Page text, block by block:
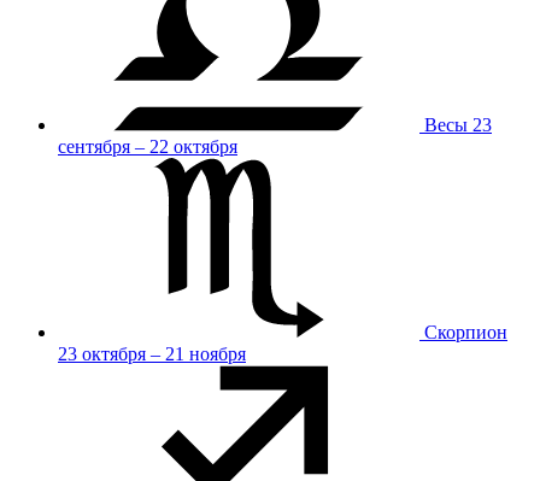
Весы 23
сентября – 22 октября
Скорпион
23 октября – 21 ноября